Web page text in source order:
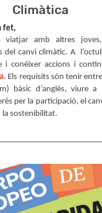
Climàtica
fet,
viatjar
amb altres
del canvi climàtic. A
i conéixer accions i
Els requisits són tenir
bàsic d’anglés, viure a
per la participació, el
sostenibilitat.